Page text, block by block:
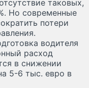
таковых,
Но современные
потери
водителя
расход
в снижении
5-6 тыс. евро в